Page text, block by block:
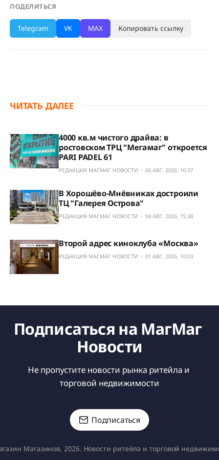
ПОДЕЛИТЬСЯ
Telegram VK MAX Копировать ссылку
ЧИТАТЬ ДАЛЕЕ
4000 кв.м чистого драйва: в
ростовском ТРЦ "Мегамаг" откроется
PARI PADEL 61
РЕДАКЦИЯ МАГМАГ НОВОСТИ 06 АВГ. 2026, 10:37
В Хорошёво-Мнёвниках достроили
ТЦ "Галерея Острова"
РЕДАКЦИЯ МАГМАГ НОВОСТИ 04 АВГ. 2026, 15:38
Второй адрес киноклуба «Москва»
РЕДАКЦИЯ МАГМАГ НОВОСТИ 01 АВГ. 2026, 10:03
Подписаться на МагМаг
Новости
Не пропустите новости рынка ритейла и
торговой недвижимости
Подписаться
Магазинов, 2026. Новости ритейла и торговой